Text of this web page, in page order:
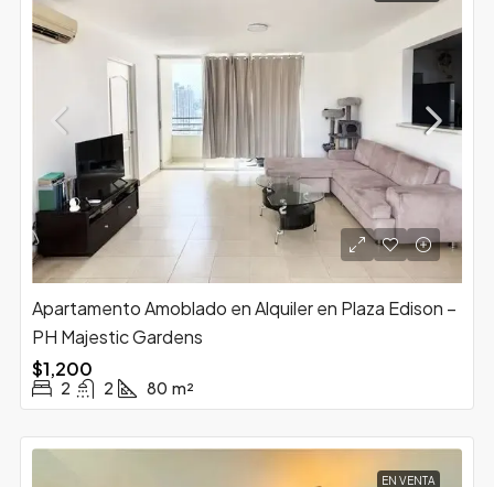
Apartamento Amoblado en Alquiler en Plaza Edison –
PH Majestic Gardens
$1,200
2 2 80 m²
EN VENTA